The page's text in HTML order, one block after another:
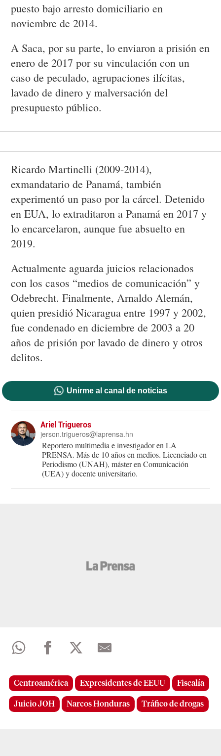
puesto bajo arresto domiciliario en
noviembre de 2014.
A Saca, por su parte, lo enviaron a prisión en
enero de 2017 por su vinculación con un
caso de peculado, agrupaciones ilícitas,
lavado de dinero y malversación del
presupuesto público.
Ricardo Martinelli (2009-2014),
exmandatario de Panamá, también
experimentó un paso por la cárcel. Detenido
en EUA, lo extraditaron a Panamá en 2017 y
lo encarcelaron, aunque fue absuelto en
2019.
Actualmente aguarda juicios relacionados
con los casos “medios de comunicación” y
Odebrecht. Finalmente, Arnaldo Alemán,
quien presidió Nicaragua entre 1997 y 2002,
fue condenado en diciembre de 2003 a 20
años de prisión por lavado de dinero y otros
delitos.
Unirme al canal de noticias
Ariel Trigueros
jerson.trigueros@laprensa.hn
Reportero multimedia e investigador en LA
PRENSA. Más de 10 años en medios. Licenciado en
Periodismo (UNAH), máster en Comunicación
(UEA) y docente universitario.
Centroamérica Expresidentes de EEUU Fiscalía
Juicio JOH Narcos Honduras Tráfico de drogas